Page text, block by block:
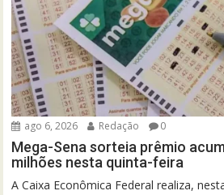
ago 6, 2026 Redação 0
Mega-Sena sorteia prêmio
milhões nesta quinta-feira
A Caixa Econômica Federal realiza,